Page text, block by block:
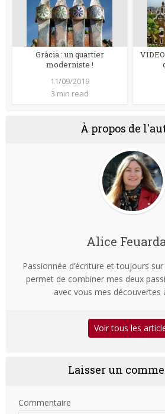
Gràcia : un quartier
moderniste !
11/09/2019
3 min read
À propos de
Alice
Passionnée d’écriture et toujours
permet de combiner mes deux
avec vous mes découvertes
Voir tous les
Laisser un
Commentaire